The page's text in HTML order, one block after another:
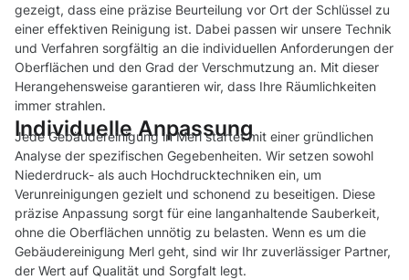
gezeigt, dass eine präzise Beurteilung vor Ort der Schlüssel zu
einer effektiven Reinigung ist. Dabei passen wir unsere Technik
und Verfahren sorgfältig an die individuellen Anforderungen der
Oberflächen und den Grad der Verschmutzung an. Mit dieser
Herangehensweise garantieren wir, dass Ihre Räumlichkeiten
immer strahlen.
Individuelle Anpassung
Jede Gebäudereinigung in Merl startet mit einer gründlichen
Analyse der spezifischen Gegebenheiten. Wir setzen sowohl
Niederdruck- als auch Hochdrucktechniken ein, um
Verunreinigungen gezielt und schonend zu beseitigen. Diese
präzise Anpassung sorgt für eine langanhaltende Sauberkeit,
ohne die Oberflächen unnötig zu belasten. Wenn es um die
Gebäudereinigung Merl geht, sind wir Ihr zuverlässiger Partner,
der Wert auf Qualität und Sorgfalt legt.